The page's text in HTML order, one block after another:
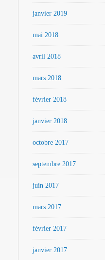
janvier 2019
mai 2018
avril 2018
mars 2018
février 2018
janvier 2018
octobre 2017
septembre 2017
juin 2017
mars 2017
février 2017
janvier 2017